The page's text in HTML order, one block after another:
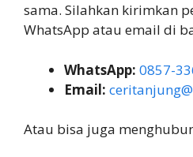
sama. Silahkan kirimkan
WhatsApp atau email di
WhatsApp: 0857-
Email:
Atau bisa juga